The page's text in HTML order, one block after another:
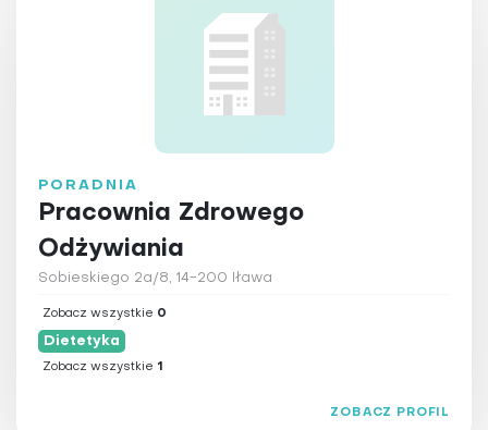
PORADNIA
Pracownia Zdrowego
Odżywiania
Sobieskiego 2a/8, 14-200 Iława
Zobacz wszystkie 0
Dietetyka
Zobacz wszystkie 1
ZOBACZ PROFIL